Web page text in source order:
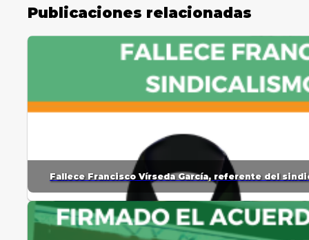
Publicaciones relacionadas
Fallece Francisco Vírseda García, referente del